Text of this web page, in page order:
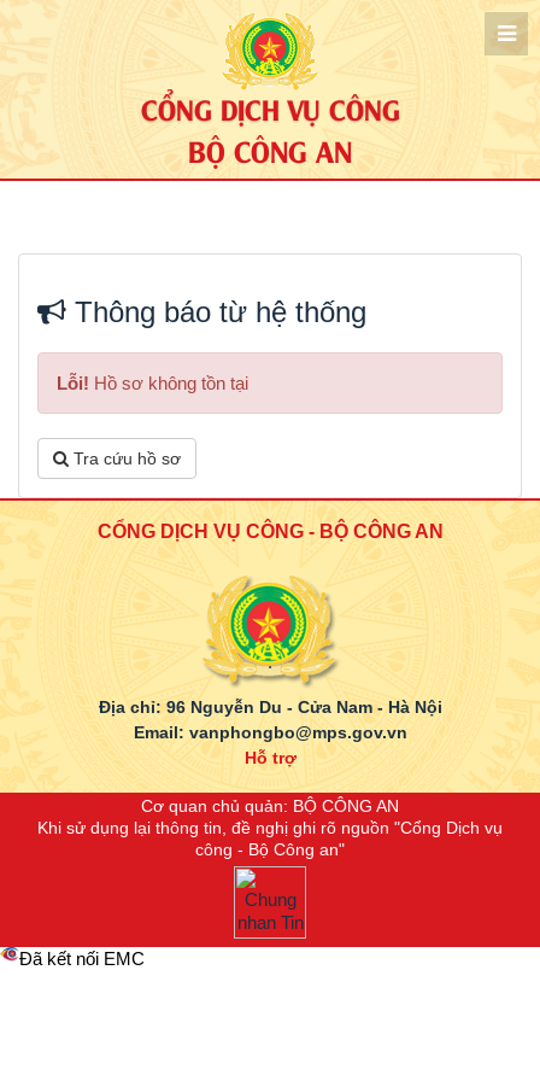
CỔNG DỊCH VỤ CÔNG
BỘ CÔNG AN
Thông báo từ hệ thống
Lỗi! Hồ sơ không tồn tại
Tra cứu hồ sơ
CỔNG DỊCH VỤ CÔNG - BỘ CÔNG AN
.
Địa chỉ: 96 Nguyễn Du - Cửa Nam - Hà Nội
Email: vanphongbo@mps.gov.vn
Hỗ trợ
Cơ quan chủ quản: BỘ CÔNG AN
Khi sử dụng lại thông tin, đề nghị ghi rõ nguồn "Cổng Dịch vụ
công - Bộ Công an"
Đã kết nối EMC